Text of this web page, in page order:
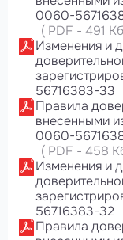
0060-
( PDF - 491 Кб
Изменения и
56716383-33
Правила
внесенными
0060-
( PDF - 458
Изменения и
56716383-32
Правила